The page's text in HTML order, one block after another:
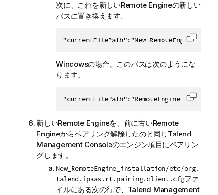
次に、これを新しいRemote Engineの新しい
パスに置き換えます。
コード
Windowsの場合、このパスは次のようにな
ります。
コード
新しいRemote Engineを、前に古いRemote
Engineからペアリング解除したのと同じTalend
Management Consoleのエンジン項目にペアリン
グします。
New_RemoteEngine_installation/etc/org.
talend.ipaas.rt.pairing.client.cfgファ
イルにある次の行で、 Talend Management